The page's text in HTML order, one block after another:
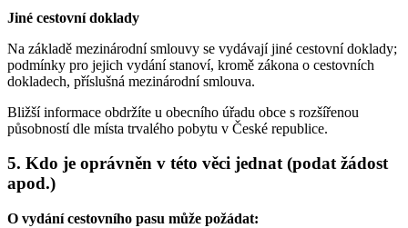
Jiné cestovní doklady
Na základě mezinárodní smlouvy se vydávají jiné cestovní doklady;
podmínky pro jejich vydání stanoví, kromě zákona o cestovních
dokladech, příslušná mezinárodní smlouva.
Bližší informace obdržíte u obecního úřadu obce s rozšířenou
působností dle místa trvalého pobytu v České republice.
5. Kdo je oprávněn v této věci jednat (podat žádost
apod.)
O vydání cestovního pasu může požádat: